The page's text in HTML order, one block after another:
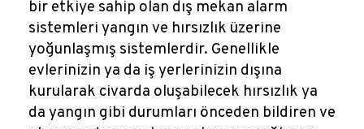
bir etkiye sahip olan dış mekan alarm
sistemleri yangın ve hırsızlık üzerine
yoğunlaşmış sistemlerdir. Genellikle
evlerinizin ya da iş yerlerinizin dışına
kurularak civarda oluşabilecek hırsızlık ya
da yangın gibi durumları önceden bildiren ve